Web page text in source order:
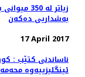
بەشداریی دەکەن
17 April 2017
ناساندنی کتێب :
ئینگلیزییەوە